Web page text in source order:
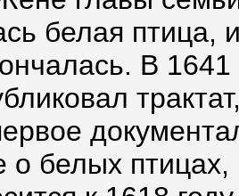
белая птица,
В 1641
о белых